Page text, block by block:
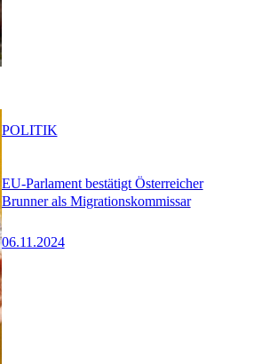
EU-Parlament bestätigt Österreicher
Brunner als Migrationskommissar
06.11.2024
POLITIK